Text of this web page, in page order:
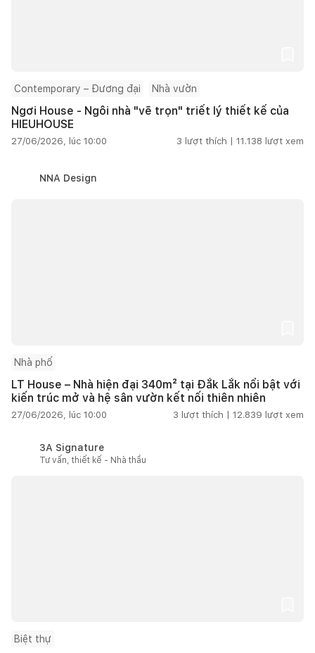
Contemporary – Đương đại Nhà vườn
Ngơi House - Ngôi nhà "vẽ trọn" triết lý thiết kế của
HIEUHOUSE
27/06/2026, lúc 10:00 3 lượt thích | 11.138 lượt xem
NNA Design
Nhà phố
LT House – Nhà hiện đại 340m² tại Đắk Lắk nổi bật với
kiến trúc mở và hệ sân vườn kết nối thiên nhiên
27/06/2026, lúc 10:00 3 lượt thích | 12.839 lượt xem
3A Signature
Tư vấn, thiết kế - Nhà thầu
Biệt thự